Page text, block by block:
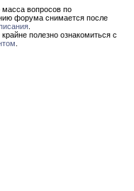
вопросов по
форума снимается после
полезно ознакомиться с